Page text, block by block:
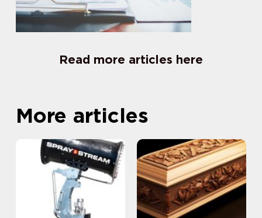
Read more articles here
More articles